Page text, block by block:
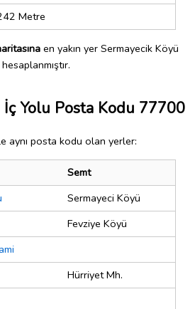
Metre
en yakın yer Sermayecik Köyü
Yolu Posta Kodu 77700
aynı posta kodu olan yerler:
Semt
Sermayeci Köyü
Fevziye Köyü
Hürriyet Mh.